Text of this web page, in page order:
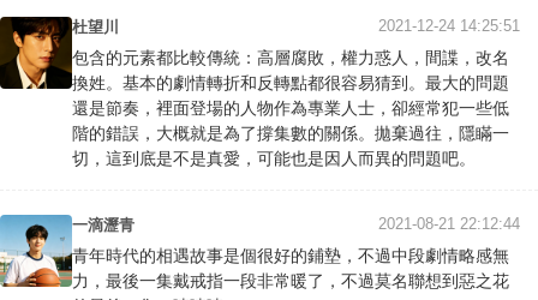
杜望川 2021-12-24 14:25:51
包含的元素都比較傳統：高層腐敗，權力惑人，間諜，改名
換姓。基本的劇情轉折和反轉點都很容易猜到。最大的問題
還是節奏，裡面登場的人物作為專業人士，卻經常犯一些低
階的錯誤，大概就是為了撐集數的關係。拋棄過往，隱瞞一
切，這到底是不是真愛，可能也是因人而異的問題吧。
一滴瀝青 2021-08-21 22:12:44
青年時代的相遇故事是個很好的鋪墊，不過中段劇情略感無
力，最後一集戴戒指一段非常暖了，不過莫名聯想到惡之花